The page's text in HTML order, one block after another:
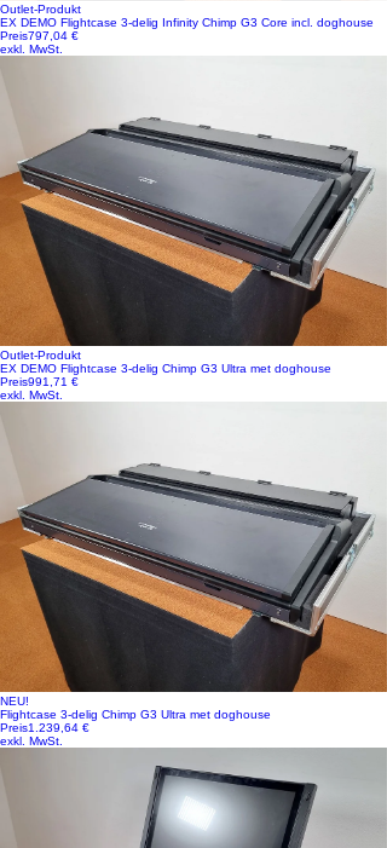
Outlet-Produkt
EX DEMO Flightcase 3-delig Infinity Chimp G3 Core incl. doghouse
Preis797,04 €
exkl. MwSt.
Outlet-Produkt
EX DEMO Flightcase 3-delig Chimp G3 Ultra met doghouse
Preis991,71 €
exkl. MwSt.
NEU!
Flightcase 3-delig Chimp G3 Ultra met doghouse
Preis1.239,64 €
exkl. MwSt.